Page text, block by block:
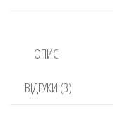
ОПИС
ВІДГУКИ (3)